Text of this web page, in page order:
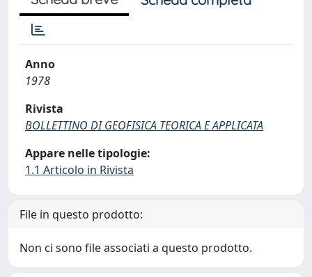
Anno
1978
Rivista
BOLLETTINO DI GEOFISICA TEORICA E APPLICATA
Appare nelle tipologie:
1.1 Articolo in Rivista
File in questo prodotto:
Non ci sono file associati a questo prodotto.